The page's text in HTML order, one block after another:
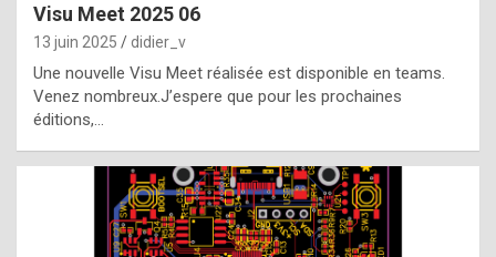
t
t
e
b
e
Visu Meet 2025 06
13 juin 2025 didier_v
Une nouvelle Visu Meet réalisée est disponible en teams.
Venez nombreux.J’espere que pour les prochaines
éditions,…